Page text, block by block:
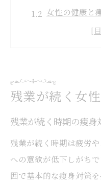
女性の健康と
残業疲れでも
疲労が抜けない時
疲労回復と痩
痩身を目指す
性
疲労時でも続
痩身と疲労対
残業が続く女
残業が続く時期の痩身
残業が続く時期は疲労
への意欲が低下しがち
囲で基本的な痩身対策